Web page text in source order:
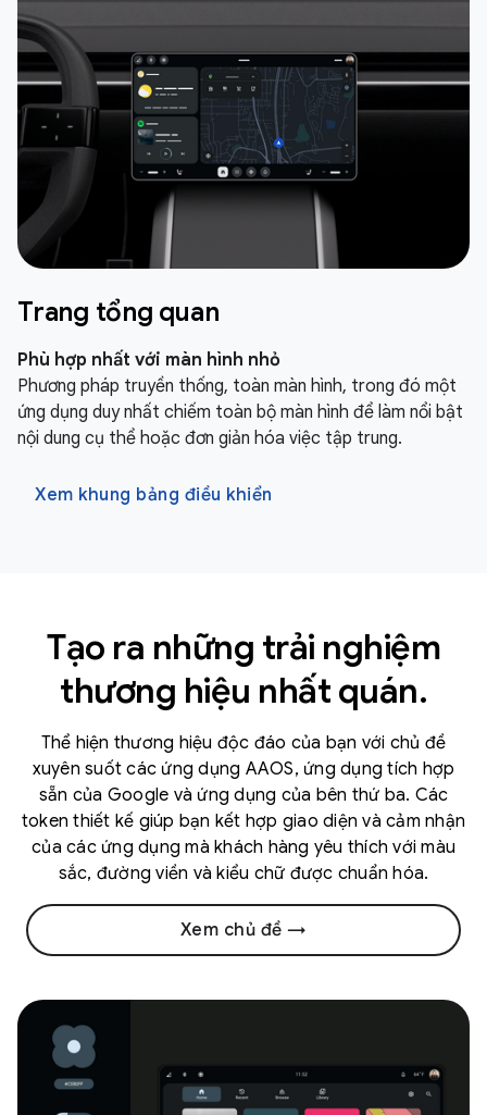
Trang tổng quan
Phù hợp nhất với màn hình nhỏ
Phương pháp truyền thống, toàn màn hình, trong đó một
ứng dụng duy nhất chiếm toàn bộ màn hình để làm nổi bật
nội dung cụ thể hoặc đơn giản hóa việc tập trung.
Xem khung bảng điều khiển
Tạo ra những trải nghiệm
thương hiệu nhất quán.
Thể hiện thương hiệu độc đáo của bạn với chủ đề
xuyên suốt các ứng dụng AAOS, ứng dụng tích hợp
sẵn của Google và ứng dụng của bên thứ ba. Các
token thiết kế giúp bạn kết hợp giao diện và cảm nhận
của các ứng dụng mà khách hàng yêu thích với màu
sắc, đường viền và kiểu chữ được chuẩn hóa.
Xem chủ đề →